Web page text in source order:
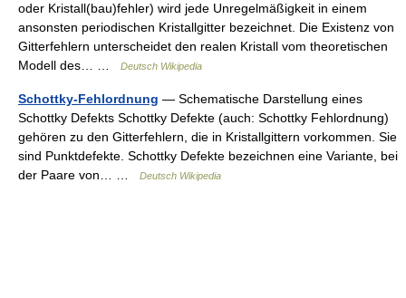
oder Kristall(bau)fehler) wird jede Unregelmäßigkeit in einem
ansonsten periodischen Kristallgitter bezeichnet. Die Existenz von
Gitterfehlern unterscheidet den realen Kristall vom theoretischen
Modell des… …
Deutsch Wikipedia
Schottky-Fehlordnung — Schematische Darstellung eines
Schottky Defekts Schottky Defekte (auch: Schottky Fehlordnung)
gehören zu den Gitterfehlern, die in Kristallgittern vorkommen. Sie
sind Punktdefekte. Schottky Defekte bezeichnen eine Variante, bei
der Paare von… …
Deutsch Wikipedia